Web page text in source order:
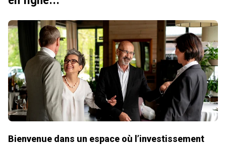
Bienvenue dans un espace où l’investissement